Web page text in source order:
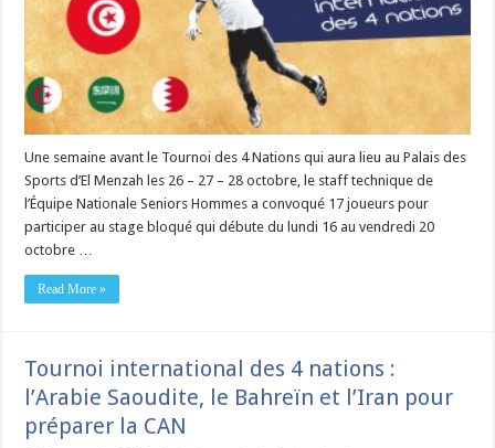
Une semaine avant le Tournoi des 4 Nations qui aura lieu au Palais des
Sports d’El Menzah les 26 – 27 – 28 octobre, le staff technique de
l’Équipe Nationale Seniors Hommes a convoqué 17 joueurs pour
participer au stage bloqué qui débute du lundi 16 au vendredi 20
octobre …
Read More »
Tournoi international des 4 nations :
l’Arabie Saoudite, le Bahreïn et l’Iran pour
préparer la CAN